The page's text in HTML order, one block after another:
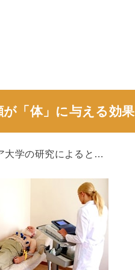
が「体」に与える効果
大学の研究によると…